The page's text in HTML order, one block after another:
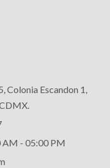
Colonia Escandon 1,
AM - 05:00 PM